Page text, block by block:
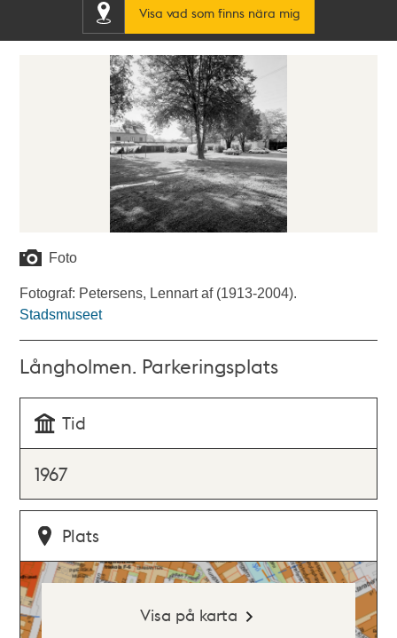
Visa vad som finns nära mig
Foto
Fotograf: Petersens, Lennart af (1913-2004).
Stadsmuseet
Långholmen. Parkeringsplats
Tid
1967
Plats
Visa på karta